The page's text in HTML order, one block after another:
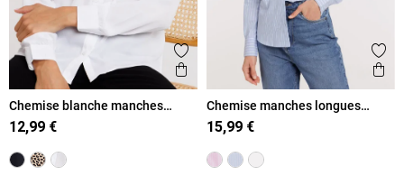
Ajouter aux favoris
Aperçu rapide
Chemise blanche manches
longues femme
12,99 €
Chemise manches longues
rayée femme
15,99 €